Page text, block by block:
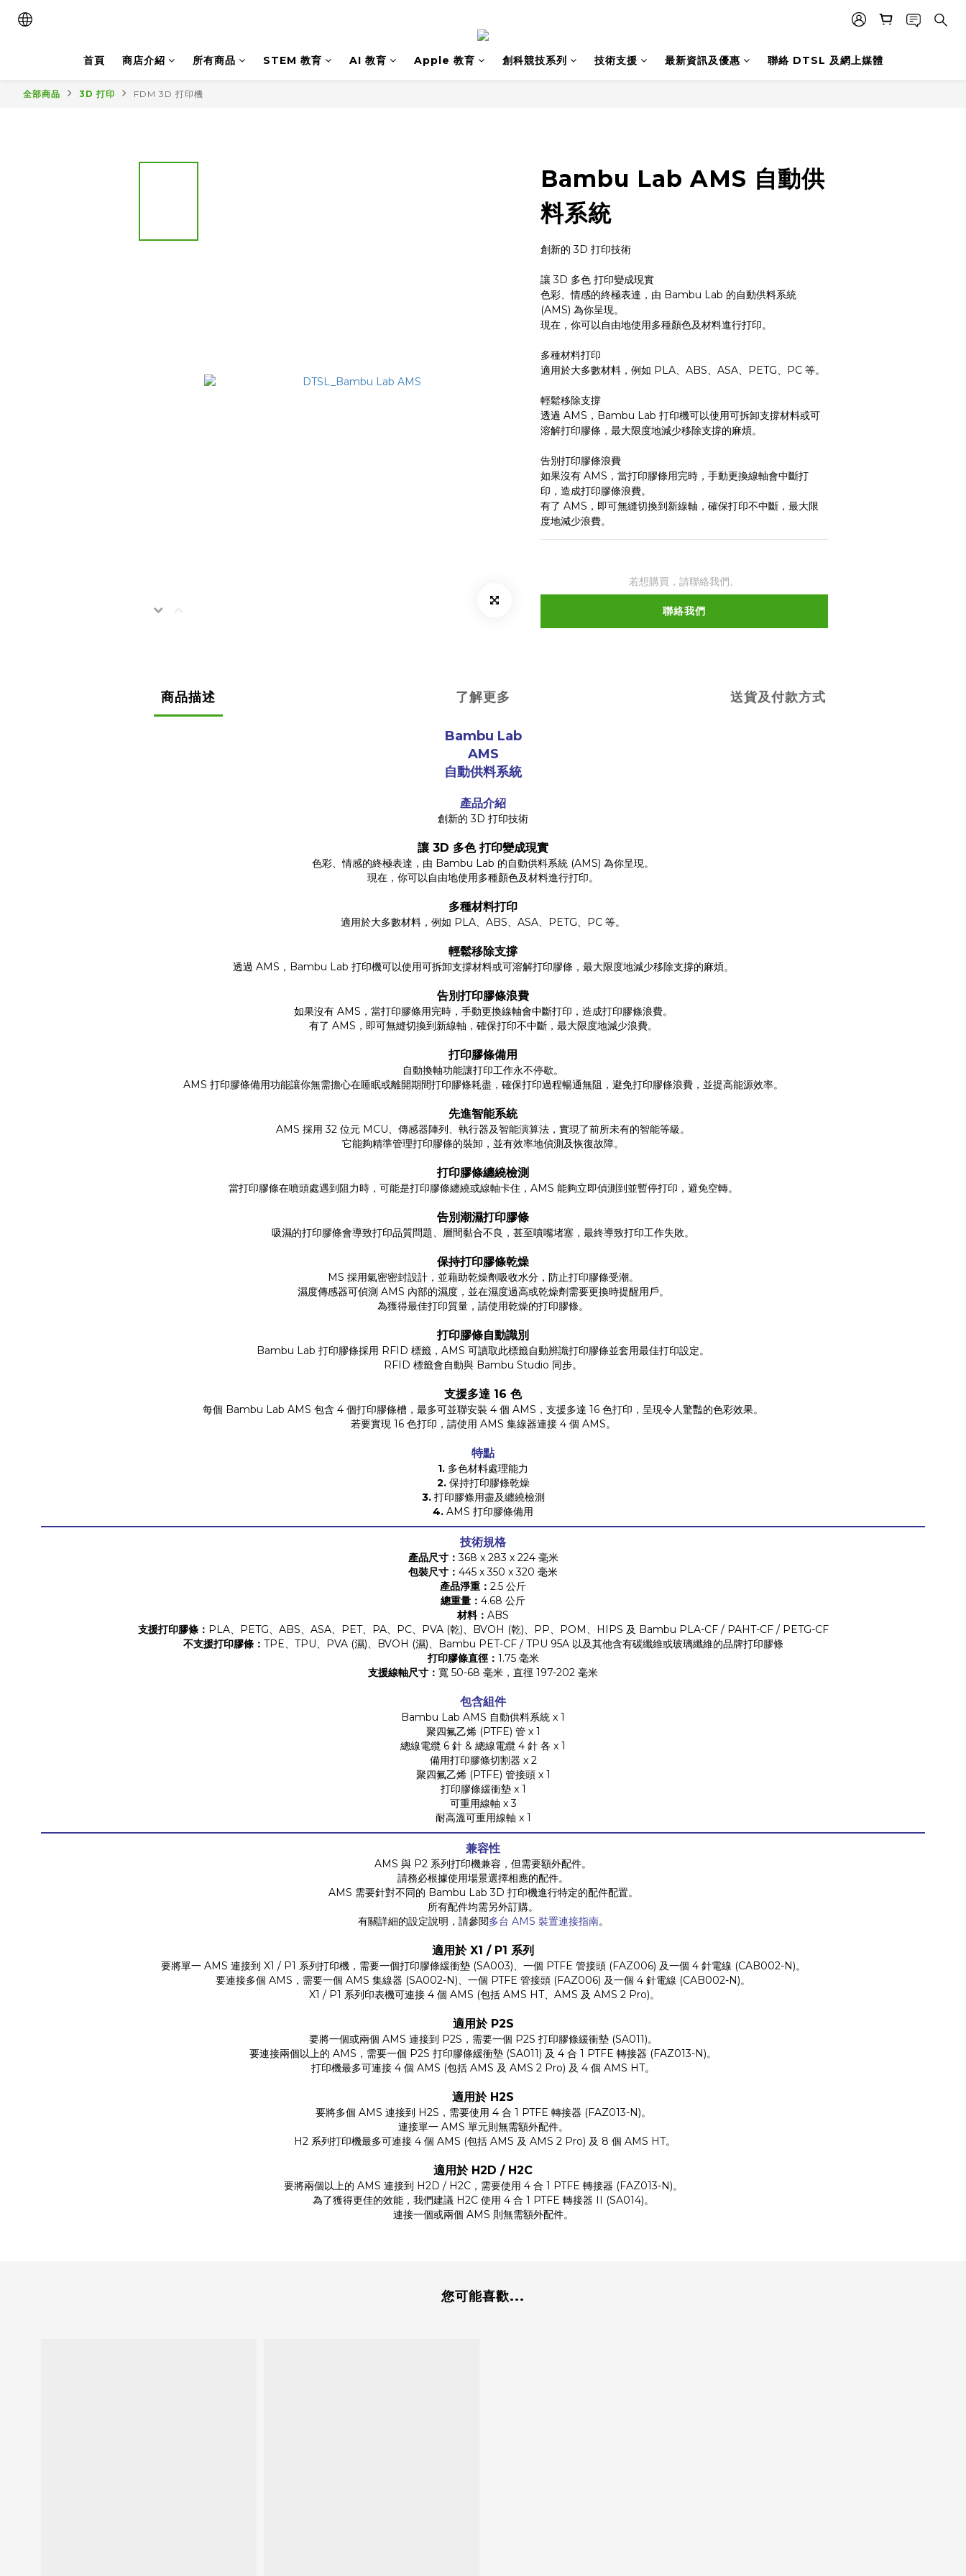
首頁 商店介紹 所有商品 STEM 教育 AI 教育 Apple 教育 創科競技系列 技術支援 最新資訊及優惠 聯絡 DTSL 及網上媒體
全部商品 3D 打印 FDM 3D 打印機
Bambu Lab AMS 自動供
料系統
創新的 3D 打印技術
讓 3D 多色 打印變成現實
色彩、情感的終極表達，由 Bambu Lab 的自動供料系統
(AMS) 為你呈現。
現在，你可以自由地使用多種顏色及材料進行打印。
多種材料打印
適用於大多數材料，例如 PLA、ABS、ASA、PETG、PC 等。
輕鬆移除支撐
透過 AMS，Bambu Lab 打印機可以使用可拆卸支撐材料或可
溶解打印膠條，最大限度地減少移除支撐的麻煩。
告別打印膠條浪費
如果沒有 AMS，當打印膠條用完時，手動更換線軸會中斷打
印，造成打印膠條浪費。
有了 AMS，即可無縫切換到新線軸，確保打印不中斷，最大限
度地減少浪費。
若想購買，請聯絡我們。
聯絡我們
商品描述 了解更多 送貨及付款方式
Bambu Lab
AMS
自動供料系統
產品介紹
創新的 3D 打印技術
讓 3D 多色 打印變成現實
色彩、情感的終極表達，由 Bambu Lab 的自動供料系統 (AMS) 為你呈現。
現在，你可以自由地使用多種顏色及材料進行打印。
多種材料打印
適用於大多數材料，例如 PLA、ABS、ASA、PETG、PC 等。
輕鬆移除支撐
透過 AMS，Bambu Lab 打印機可以使用可拆卸支撐材料或可溶解打印膠條，最大限度地減少移除支撐的麻煩。
告別打印膠條浪費
如果沒有 AMS，當打印膠條用完時，手動更換線軸會中斷打印，造成打印膠條浪費。
有了 AMS，即可無縫切換到新線軸，確保打印不中斷，最大限度地減少浪費。
打印膠條備用
自動換軸功能讓打印工作永不停歇。
AMS 打印膠條備用功能讓你無需擔心在睡眠或離開期間打印膠條耗盡，確保打印過程暢通無阻，避免打印膠條浪費，並提高能源效率。
先進智能系統
AMS 採用 32 位元 MCU、傳感器陣列、執行器及智能演算法，實現了前所未有的智能等級。
它能夠精準管理打印膠條的裝卸，並有效率地偵測及恢復故障。
打印膠條纏繞檢測
當打印膠條在噴頭處遇到阻力時，可能是打印膠條纏繞或線軸卡住，AMS 能夠立即偵測到並暫停打印，避免空轉。
告別潮濕打印膠條
吸濕的打印膠條會導致打印品質問題、層間黏合不良，甚至噴嘴堵塞，最終導致打印工作失敗。
保持打印膠條乾燥
MS 採用氣密密封設計，並藉助乾燥劑吸收水分，防止打印膠條受潮。
濕度傳感器可偵測 AMS 內部的濕度，並在濕度過高或乾燥劑需要更換時提醒用戶。
為獲得最佳打印質量，請使用乾燥的打印膠條。
打印膠條自動識別
Bambu Lab 打印膠條採用 RFID 標籤，AMS 可讀取此標籤自動辨識打印膠條並套用最佳打印設定。
RFID 標籤會自動與 Bambu Studio 同步。
支援多達 16 色
每個 Bambu Lab AMS 包含 4 個打印膠條槽，最多可並聯安裝 4 個 AMS，支援多達 16 色打印，呈現令人驚豔的色彩效果。
若要實現 16 色打印，請使用 AMS 集線器連接 4 個 AMS。
特點
1. 多色材料處理能力
2.保持打印膠條乾燥
3.打印膠條用盡及纏繞檢測
4. AMS 打印膠條備用
技術規格
產品尺寸：368 x 283 x 224 毫米
包裝尺寸： 445 x 350 x 320 毫米
產品淨重： 2.5 公斤
總重量： 4.68 公斤
材料： ABS
支援打印膠條： PLA、PETG、ABS、ASA、PET、PA、PC、PVA (乾)、BVOH (乾)、PP、POM、HIPS 及 Bambu PLA-CF / PAHT-CF / PETG-CF
不支援打印膠條： TPE、TPU、PVA (濕)、BVOH (濕)、Bambu PET-CF / TPU 95A 以及其他含有碳纖維或玻璃纖維的品牌打印膠條
打印膠條直徑： 1.75 毫米
支援線軸尺寸： 寬 50-68 毫米，直徑 197-202 毫米
包含組件
Bambu Lab AMS 自動供料系統 x 1
聚四氟乙烯 (PTFE) 管 x 1
總線電纜 6 針 & 總線電纜 4 針 各 x 1
備用打印膠條切割器 x 2
聚四氟乙烯 (PTFE) 管接頭 x 1
打印膠條緩衝墊 x 1
可重用線軸 x 3
耐高溫可重用線軸 x 1
兼容性
AMS 與 P2 系列打印機兼容，但需要額外配件。
請務必根據使用場景選擇相應的配件。
AMS 需要針對不同的 Bambu Lab 3D 打印機進行特定的配件配置。
所有配件均需另外訂購。
有關詳細的設定說明，請參閱多台 AMS 裝置連接指南。
適用於 X1 / P1 系列
要將單一 AMS 連接到 X1 / P1 系列打印機，需要一個打印膠條緩衝墊 (SA003)、一個 PTFE 管接頭 (FAZ006) 及一個 4 針電線 (CAB002-N)。
要連接多個 AMS，需要一個 AMS 集線器 (SA002-N)、一個 PTFE 管接頭 (FAZ006) 及一個 4 針電線 (CAB002-N)。
X1 / P1 系列印表機可連接 4 個 AMS (包括 AMS HT、AMS 及 AMS 2 Pro)。
適用於 P2S
要將一個或兩個 AMS 連接到 P2S，需要一個 P2S 打印膠條緩衝墊 (SA011)。
要連接兩個以上的 AMS，需要一個 P2S 打印膠條緩衝墊 (SA011) 及 4 合 1 PTFE 轉接器 (FAZ013-N)。
打印機最多可連接 4 個 AMS (包括 AMS 及 AMS 2 Pro) 及 4 個 AMS HT。
適用於 H2S
要將多個 AMS 連接到 H2S，需要使用 4 合 1 PTFE 轉接器 (FAZ013-N)。
連接單一 AMS 單元則無需額外配件。
H2 系列打印機最多可連接 4 個 AMS (包括 AMS 及 AMS 2 Pro) 及 8 個 AMS HT。
適用於 H2D / H2C
要將兩個以上的 AMS 連接到 H2D / H2C，需要使用 4 合 1 PTFE 轉接器 (FAZ013-N)。
為了獲得更佳的效能，我們建議 H2C 使用 4 合 1 PTFE 轉接器 II (SA014)。
連接一個或兩個 AMS 則無需額外配件。
您可能喜歡...